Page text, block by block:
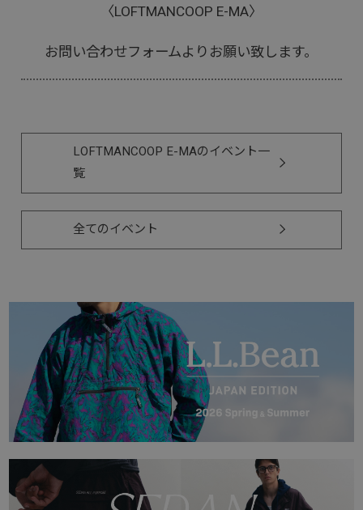
〈LOFTMANCOOP E-MA〉
お問い合わせフォームよりお願い致します。
LOFTMANCOOP E-MAのイベント一
覧
全てのイベント